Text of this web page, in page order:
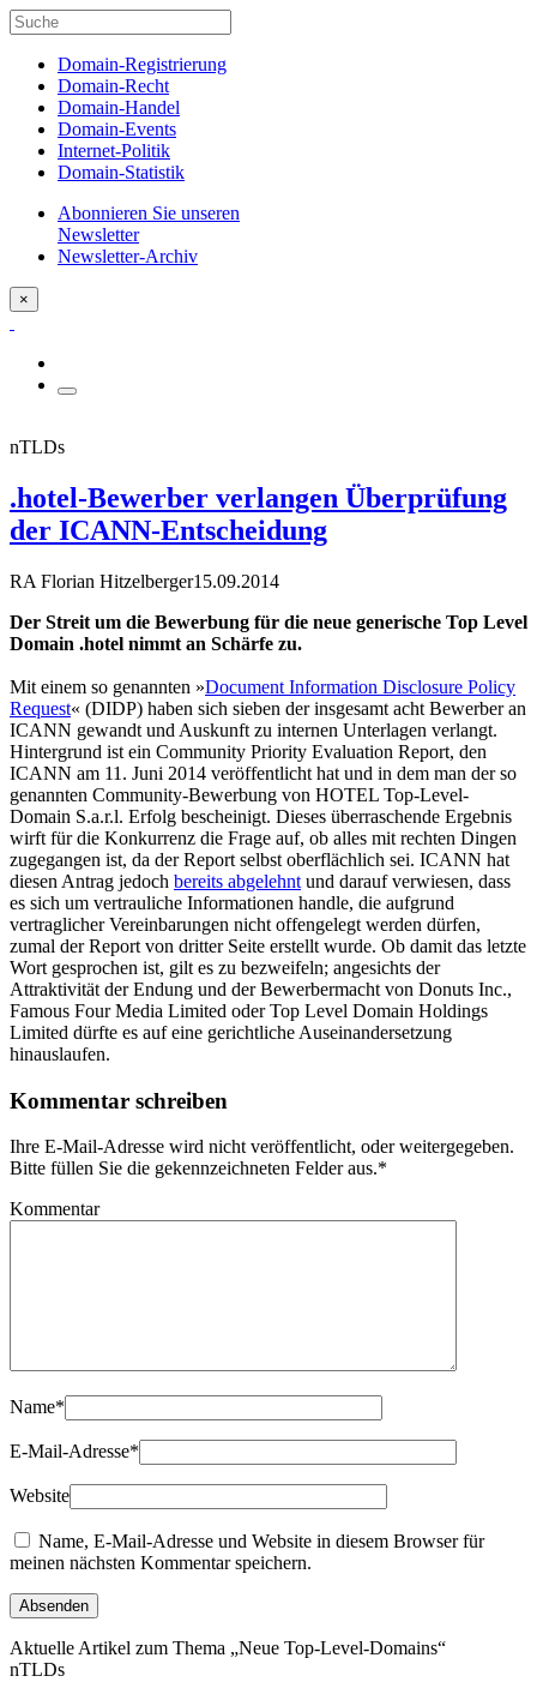
Domain-Registrierung
Domain-Recht
Domain-Handel
Domain-Events
Internet-Politik
Domain-Statistik
Abonnieren Sie unseren
Newsletter
Newsletter-Archiv
×
nTLDs
.hotel-Bewerber verlangen Überprüfung
der ICANN-Entscheidung
RA Florian Hitzelberger15.09.2014
Der Streit um die Bewerbung für die neue generische Top Level
Domain .hotel nimmt an Schärfe zu.
Mit einem so genannten »Document Information Disclosure Policy
Request« (DIDP) haben sich sieben der insgesamt acht Bewerber an
ICANN gewandt und Auskunft zu internen Unterlagen verlangt.
Hintergrund ist ein Community Priority Evaluation Report, den
ICANN am 11. Juni 2014 veröffentlicht hat und in dem man der so
genannten Community-Bewerbung von HOTEL Top-Level-
Domain S.a.r.l. Erfolg bescheinigt. Dieses überraschende Ergebnis
wirft für die Konkurrenz die Frage auf, ob alles mit rechten Dingen
zugegangen ist, da der Report selbst oberflächlich sei. ICANN hat
diesen Antrag jedoch bereits abgelehnt und darauf verwiesen, dass
es sich um vertrauliche Informationen handle, die aufgrund
vertraglicher Vereinbarungen nicht offengelegt werden dürfen,
zumal der Report von dritter Seite erstellt wurde. Ob damit das letzte
Wort gesprochen ist, gilt es zu bezweifeln; angesichts der
Attraktivität der Endung und der Bewerbermacht von Donuts Inc.,
Famous Four Media Limited oder Top Level Domain Holdings
Limited dürfte es auf eine gerichtliche Auseinandersetzung
hinauslaufen.
Kommentar schreiben
Ihre E-Mail-Adresse wird nicht veröffentlicht, oder weitergegeben.
Bitte füllen Sie die gekennzeichneten Felder aus.*
Kommentar
Name*
E-Mail-Adresse*
Website
Name, E-Mail-Adresse und Website in diesem Browser für
meinen nächsten Kommentar speichern.
Aktuelle Artikel zum Thema „Neue Top-Level-Domains“
nTLDs